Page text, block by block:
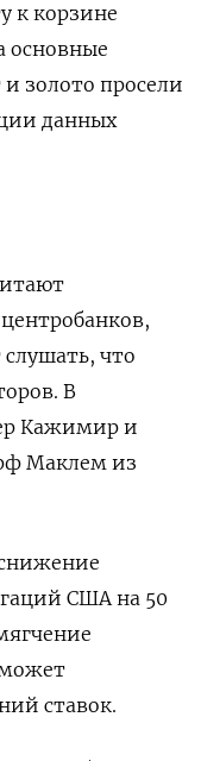
к корзине
основные
золото просели
данных
слушать, что
В
Кажимир и
Маклем из
США на 50
ставок.